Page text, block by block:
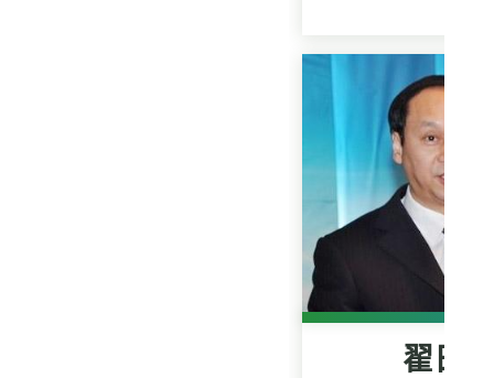
翟日